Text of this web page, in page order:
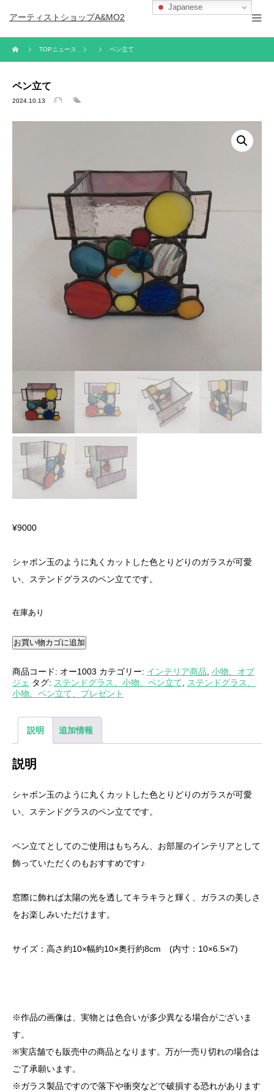
アーティストショップA&MO2
TOPニュース ペン立て
ペン立て
2024.10.13
¥9000
シャボン玉のように丸くカットした色とりどりのガラスが可愛
い、ステンドグラスのペン立てです。
在庫あり
お買い物カゴに追加
商品コード: オー1003 カテゴリー: インテリア商品 小物、オブ
ジェ タグ: ステンドグラス、小物、ペン立て
ステンドグラス、
小物、ペン立て、プレゼント
説明 追加情報
説明
シャボン玉のように丸くカットした色とりどりのガラスが可愛
い、ステンドグラスのペン立てです。
ペン立てとしてのご使用はもちろん、お部屋のインテリアとして
飾っていただくのもおすすめです♪
窓際に飾れば太陽の光を透してキラキラと輝く、ガラスの美しさ
をお楽しみいただけます。
サイズ：高さ約10×幅約10×奥行約8cm (内寸：10×6.5×7)
※作品の画像は、実物とは色合いが多少異なる場合がございま
す。
※実店舗でも販売中の商品となります。万が一売り切れの場合は
ご了承願います。
※ガラス製品ですので落下や衝突などで破損する恐れがあります
Japanese